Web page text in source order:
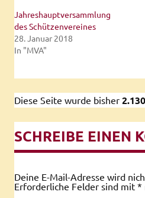
Jahreshauptversammlung
des Schützenvereines
28. Januar 2018
In "MVA"
Diese Seite wurde bisher 2.130
SCHREIBE EINEN
Deine E-Mail-Adresse wird
Erforderliche Felder sind mit *